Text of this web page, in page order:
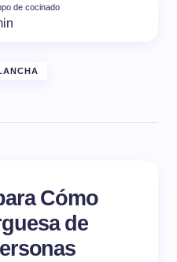
de cocinado
Cómo
de